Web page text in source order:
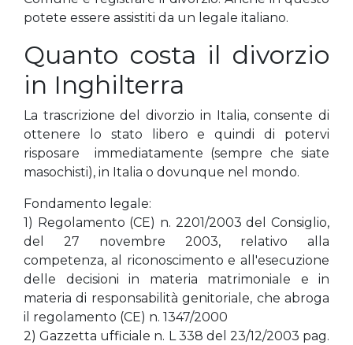
potete essere assistiti da un legale italiano.
Quanto costa il divorzio
in Inghilterra
La trascrizione del divorzio in Italia, consente di
ottenere lo stato libero e quindi di potervi
risposare immediatamente (sempre che siate
masochisti), in Italia o dovunque nel mondo.
Fondamento legale:
1) Regolamento (CE) n. 2201/2003 del Consiglio,
del 27 novembre 2003, relativo alla
competenza, al riconoscimento e all'esecuzione
delle decisioni in materia matrimoniale e in
materia di responsabilità genitoriale, che abroga
il regolamento (CE) n. 1347/2000
2) Gazzetta ufficiale n. L 338 del 23/12/2003 pag.